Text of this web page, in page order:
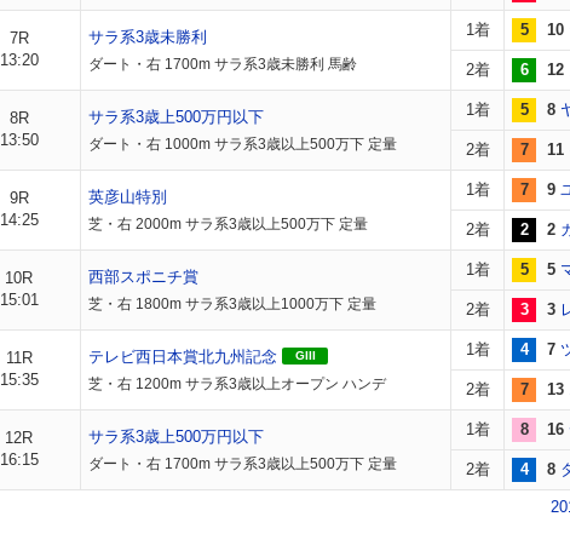
7R
13:20
サラ系3歳未勝利
ダート・右 1700m サラ系3歳未勝利 馬齢
1着 5 10
2着 6 12
8R
13:50
サラ系3歳上500万円以下
ダート・右 1000m サラ系3歳以上500万下 定量
1着 5 8
2着 7 11
9R
14:25
英彦山特別
芝・右 2000m サラ系3歳以上500万下 定量
1着 7 9
2着 2 2
10R
15:01
西部スポニチ賞
芝・右 1800m サラ系3歳以上1000万下 定量
1着 5 5
2着 3 3
11R
15:35
テレビ西日本賞北九州記念 GIII
芝・右 1200m サラ系3歳以上オープン ハンデ
1着 4 7
2着 7 13
12R
16:15
サラ系3歳上500万円以下
ダート・右 1700m サラ系3歳以上500万下 定量
1着 8 16
2着 4 8